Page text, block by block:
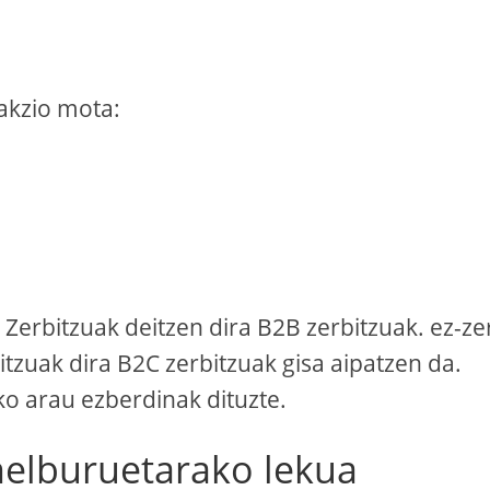
mota:
deitzen dira B2B zerbitzuak. ez-
dira B2C zerbitzuak gisa aipatzen da.
arau ezberdinak dituzte.
lekua